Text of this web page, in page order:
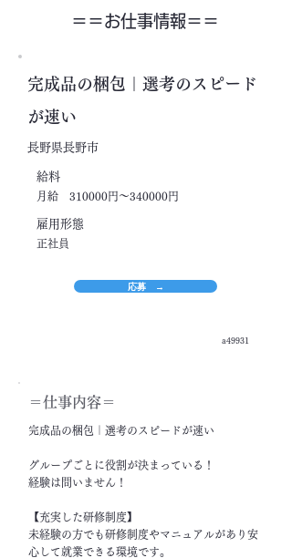
＝＝​お仕事情報＝＝
完成品の梱包｜選考のスピード
が速い
長野県長野市
​給料
月給 310000円～340000円
​雇用形態
正社員
応募 →
a49931
＝​仕事内容＝
完成品の梱包｜選考のスピードが速い
グループごとに役割が決まっている！
経験は問いません！
【充実した研修制度】
未経験の方でも研修制度やマニュアルがあり安
心して就業できる環境です。